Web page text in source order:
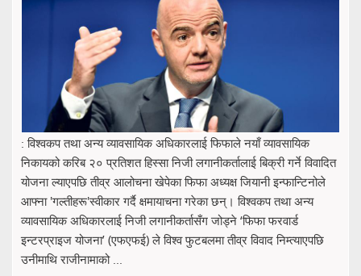
: विश्वकप तथा अन्य व्यावसायिक अधिकारलाई फिफाले नयाँ व्यावसायिक
निकायको करिब २० प्रतिशत हिस्सा निजी लगानीकर्तालाई बिक्री गर्ने विवादित
योजना ल्याएपछि तीव्र आलोचना खेपेका फिफा अध्यक्ष जियानी इन्फान्टिनोले
आफ्ना 'गल्तीहरू'स्वीकार गर्दै क्षमायाचना गरेका छन्। विश्वकप तथा अन्य
व्यावसायिक अधिकारलाई निजी लगानीकर्तासँग जोड्ने ‘फिफा फरवार्ड
इन्टरप्राइज योजना’ (एफएफई) ले विश्व फुटबलमा तीव्र विवाद निम्त्याएपछि
उनीमाथि राजीनामाको ...